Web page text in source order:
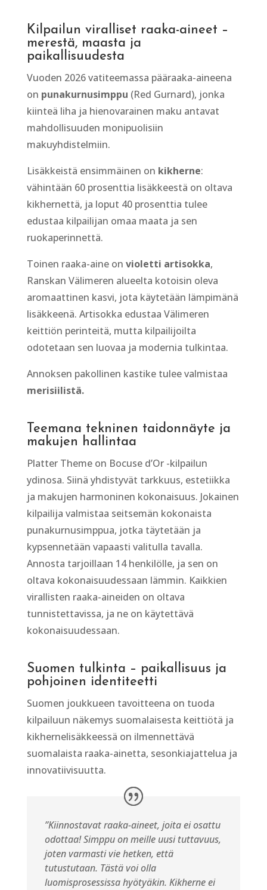
Kilpailun viralliset raaka-aineet –
merestä, maasta ja
paikallisuudesta
Vuoden 2026 vatiteemassa pääraaka-aineena
on punakurnusimppu (Red Gurnard), jonka
kiinteä liha ja hienovarainen maku antavat
mahdollisuuden monipuolisiin
makuyhdistelmiin.
Lisäkkeistä ensimmäinen on kikherne:
vähintään 60 prosenttia lisäkkeestä on oltava
kikhernettä, ja loput 40 prosenttia tulee
edustaa kilpailijan omaa maata ja sen
ruokaperinnettä.
Toinen raaka-aine on violetti artisokka,
Ranskan Välimeren alueelta kotoisin oleva
aromaattinen kasvi, jota käytetään lämpimänä
lisäkkeenä. Artisokka edustaa Välimeren
keittiön perinteitä, mutta kilpailijoilta
odotetaan sen luovaa ja modernia tulkintaa.
Annoksen pakollinen kastike tulee valmistaa
merisiilistä.
Teemana tekninen taidonnäyte ja
makujen hallintaa
Platter Theme on Bocuse d’Or -kilpailun
ydinosa. Siinä yhdistyvät tarkkuus, estetiikka
ja makujen harmoninen kokonaisuus. Jokainen
kilpailija valmistaa seitsemän kokonaista
punakurnusimppua, jotka täytetään ja
kypsennetään vapaasti valitulla tavalla.
Annosta tarjoillaan 14 henkilölle, ja sen on
oltava kokonaisuudessaan lämmin. Kaikkien
virallisten raaka-aineiden on oltava
tunnistettavissa, ja ne on käytettävä
kokonaisuudessaan.
Suomen tulkinta – paikallisuus ja
pohjoinen identiteetti
Suomen joukkueen tavoitteena on tuoda
kilpailuun näkemys suomalaisesta keittiötä ja
kikhernelisäkkeessä on ilmennettävä
suomalaista raaka-ainetta, sesonkiajattelua ja
innovatiivisuutta.
”Kiinnostavat raaka-aineet, joita ei osattu
odottaa! Simppu on meille uusi tuttavuus,
joten varmasti vie hetken, että
tutustutaan. Tästä voi olla
luomisprosessissa hyötyäkin. Kikherne ei